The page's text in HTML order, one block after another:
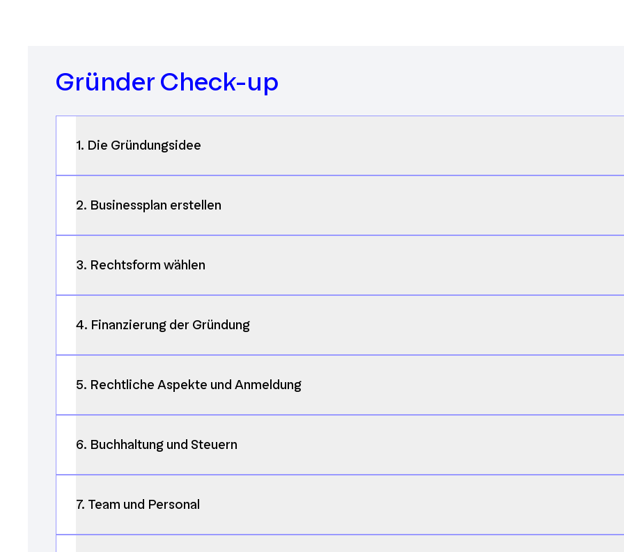
Gründer Check-up
1. Die Gründungsidee
2. Businessplan erstellen
3. Rechtsform wählen
4. Finanzierung der Gründung
5. Rechtliche Aspekte und Anmeldung
6. Buchhaltung und Steuern
7. Team und Personal